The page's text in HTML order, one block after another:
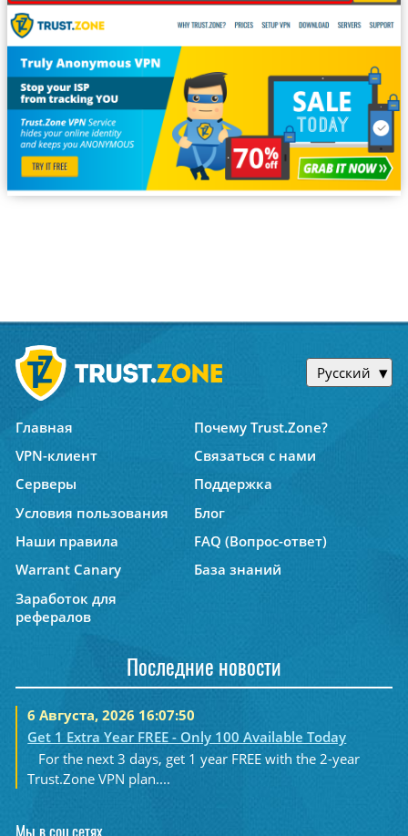
Русский
Главная
Почему Trust.Zone?
VPN-клиент
Связаться с нами
Серверы
Поддержка
Условия пользования
Блог
Наши правила
FAQ (Вопрос-ответ)
Warrant Canary
База знаний
Заработок для
рефералов
Последние новости
6 Августа, 2026 16:07:50
Get 1 Extra Year FREE - Only 100 Available Today
For the next 3 days, get 1 year FREE with the 2-year
Trust.Zone VPN plan....